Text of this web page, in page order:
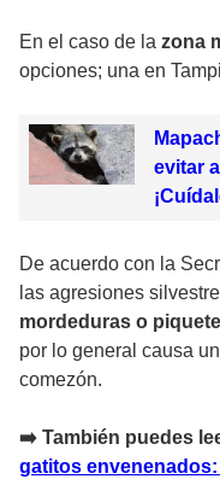
En el caso de la zona
opciones; una en
evitar
De acuerdo con la
las agresiones
mordeduras o
por lo general causa
comezón.
➡️ También puedes
gatitos